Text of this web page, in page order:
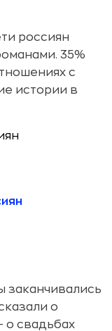
россиян
35%
с
истории в
заканчивались
о
о свадьбах